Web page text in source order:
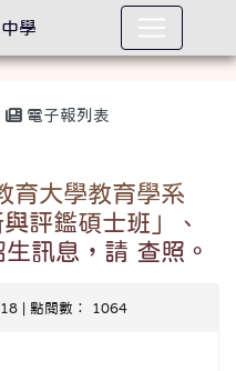
電子報列表
育大學教育學系
評鑑碩士班」、
訊息，請 查照。
| 點閱數： 1064
學